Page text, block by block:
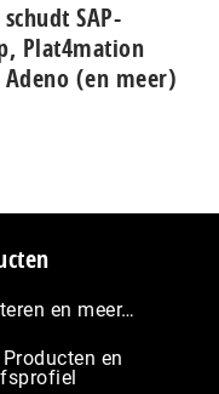
SAP-
Plat4mation
(en meer)
en meer…
en